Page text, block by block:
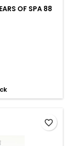
OF SPA 88
favorite_border